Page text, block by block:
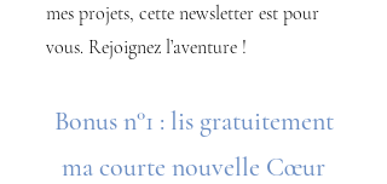
mes projets, cette newsletter est pour
vous. Rejoignez l’aventure !
Bonus n°1 : lis gratuitement
ma courte nouvelle Cœur